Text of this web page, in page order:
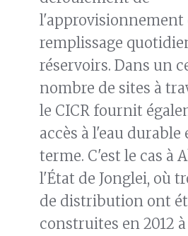
l'approvisionnement
remplissage
réservoirs. Dans un
nombre de sites à
le CICR fournit
accès à l'eau durable
terme. C'est le cas à
l'État de Jonglei, où
de distribution ont
construites en 2012